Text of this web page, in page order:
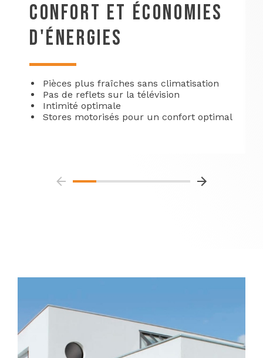
CONFORT ET ÉCONOMIES
D'ÉNERGIES
Pièces plus fraîches sans climatisation
Pas de reflets sur la télévision
Intimité optimale
Stores motorisés pour un confort optimal